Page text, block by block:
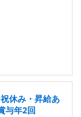
休み・昇給あ
与年2回